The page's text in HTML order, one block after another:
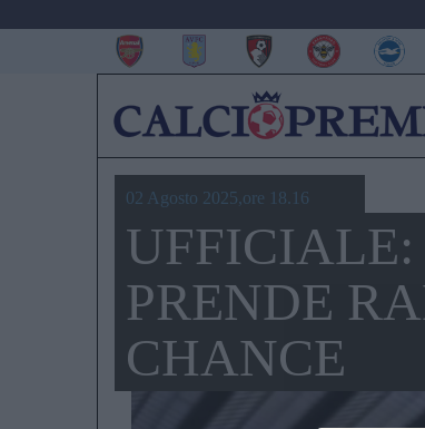
02 Agosto 2025,ore 18.16
PRENDE
CHANCE